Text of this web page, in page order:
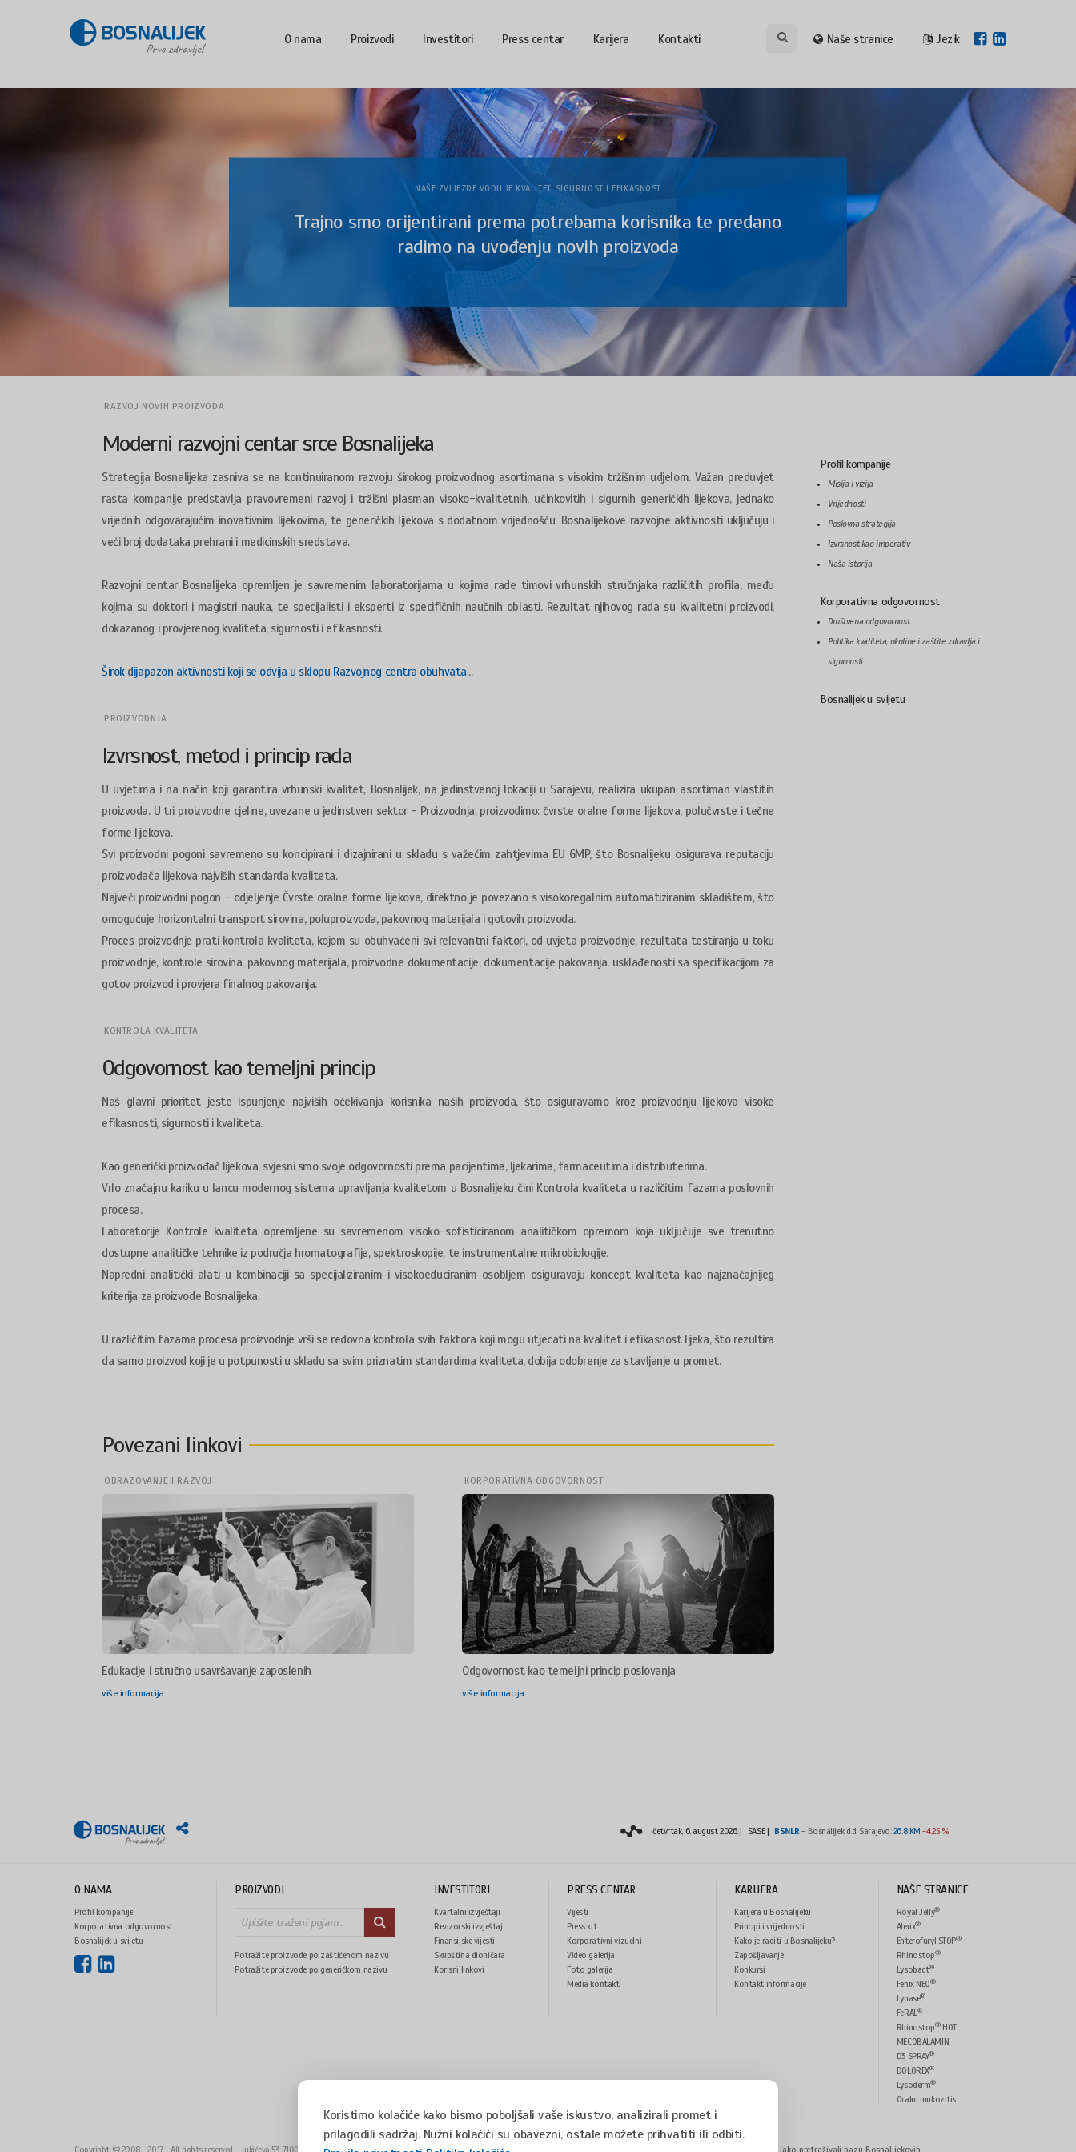
Koristimo kolačiće kako bismo poboljšali vaše iskustvo, analizirali promet i
prilagodili sadržaj. Nužni kolačići su obavezni, ostale možete prihvatiti ili odbiti.
O nama Proizvodi Investitori Press centar Karijera Kontakti Naše stranice Jezik
NAŠE ZVIJEZDE VODILJE KVALITET, SIGURNOST I EFIKASNOST
Trajno smo orijentirani prema potrebama korisnika te predano
radimo na uvođenju novih proizvoda
RAZVOJ NOVIH PROIZVODA
Moderni razvojni centar srce Bosnalijeka
Strategija Bosnalijeka zasniva se na kontinuiranom razvoju širokog proizvodnog asortimana s visokim tržišnim udjelom. Važan preduvjet
rasta kompanije predstavlja pravovremeni razvoj i tržišni plasman visoko-kvalitetnih, učinkovitih i sigurnih generičkih lijekova, jednako
vrijednih odgovarajućim inovativnim lijekovima, te generičkih lijekova s dodatnom vrijednošću. Bosnalijekove razvojne aktivnosti uključuju i
veći broj dodataka prehrani i medicinskih sredstava.
Razvojni centar Bosnalijeka opremljen je savremenim laboratorijama u kojima rade timovi vrhunskih stručnjaka različitih profila, među
kojima su doktori i magistri nauka, te specijalisti i eksperti iz specifičnih naučnih oblasti. Rezultat njihovog rada su kvalitetni proizvodi,
dokazanog i provjerenog kvaliteta, sigurnosti i efikasnosti.
Širok dijapazon aktivnosti koji se odvija u sklopu Razvojnog centra obuhvata...
PROIZVODNJA
Izvrsnost, metod i princip rada
U uvjetima i na način koji garantira vrhunski kvalitet, Bosnalijek, na jedinstvenoj lokaciji u Sarajevu, realizira ukupan asortiman vlastitih
proizvoda. U tri proizvodne cjeline, uvezane u jedinstven sektor - Proizvodnja, proizvodimo: čvrste oralne forme lijekova, polučvrste i tečne
forme lijekova.
Svi proizvodni pogoni savremeno su koncipirani i dizajnirani u skladu s važećim zahtjevima EU GMP, što Bosnalijeku osigurava reputaciju
proizvođača lijekova najviših standarda kvaliteta.
Najveći proizvodni pogon - odjeljenje Čvrste oralne forme lijekova, direktno je povezano s visokoregalnim automatiziranim skladištem, što
omogućuje horizontalni transport sirovina, poluproizvoda, pakovnog materijala i gotovih proizvoda.
Proces proizvodnje prati kontrola kvaliteta, kojom su obuhvaćeni svi relevantni faktori, od uvjeta proizvodnje, rezultata testiranja u toku
proizvodnje, kontrole sirovina, pakovnog materijala, proizvodne dokumentacije, dokumentacije pakovanja, usklađenosti sa specifikacijom za
gotov proizvod i provjera finalnog pakovanja.
KONTROLA KVALITETA
Odgovornost kao temeljni princip
Naš glavni prioritet jeste ispunjenje najviših očekivanja korisnika naših proizvoda, što osiguravamo kroz proizvodnju lijekova visoke
efikasnosti, sigurnosti i kvaliteta.
Kao generički proizvođač lijekova, svjesni smo svoje odgovornosti prema pacijentima, ljekarima, farmaceutima i distributerima.
Vrlo značajnu kariku u lancu modernog sistema upravljanja kvalitetom u Bosnalijeku čini Kontrola kvaliteta u različitim fazama poslovnih
procesa.
Laboratorije Kontrole kvaliteta opremljene su savremenom visoko-sofisticiranom analitičkom opremom koja uključuje sve trenutno
dostupne analitičke tehnike iz područja hromatografije, spektroskopije, te instrumentalne mikrobiologije.
Napredni analitički alati u kombinaciji sa specijaliziranim i visokoeduciranim osobljem osiguravaju koncept kvaliteta kao najznačajnijeg
kriterija za proizvode Bosnalijeka.
U različitim fazama procesa proizvodnje vrši se redovna kontrola svih faktora koji mogu utjecati na kvalitet i efikasnost lijeka, što rezultira
da samo proizvod koji je u potpunosti u skladu sa svim priznatim standardima kvaliteta, dobija odobrenje za stavljanje u promet.
Povezani linkovi
OBRAZOVANJE I RAZVOJ
Edukacije i stručno usavršavanje zaposlenih
više informacija
KORPORATIVNA ODGOVORNOST
Odgovornost kao temeljni princip poslovanja
više informacija
Profil kompanije
Misija i vizija
Vrijednosti
Poslovna strategija
Izvrsnost kao imperativ
Naša istorija
Korporativna odgovornost
Društvena odgovornost
Politika kvaliteta, okoline i zaštite zdravlja i
sigurnosti
Bosnalijek u svijetu
četvrtak, 6. august 2026.| SASE | BSNLR- Bosnalijek d.d. Sarajevo:26.8 KM -4.25 %
O NAMA
Profil kompanije
Korporativna odgovornost
Bosnalijek u svijetu
PROIZVODI
Potražite proizvode po zaštićenom nazivu
Potražite proizvode po generičkom nazivu
INVESTITORI
Kvartalni izvještaji
Revizorski izvještaj
Finansijske vijesti
Skupština dioničara
Korisni linkovi
PRESS CENTAR
Vijesti
Press kit
Korporativni vizuelni
identitet
Video galerija
Foto galerija
Media kontakt
KARIJERA
Karijera u Bosnalijeku
Principi i vrijednosti
Kako je raditi u Bosnalijeku?
Zapošljavanje
Konkursi
Kontakt informacije
NAŠE STRANICE
Royal Jelly®
Alerix®
Enterofuryl STOP®
Rhinostop®
Lysobact®
Fenix NEO®
Lynase®
FeRAL®
Rhinostop®HOT
MECOBALAMIN
D3 SPRAY®
DOLOREX®
Lysoderm®
Oralni mukozitis
Copyright © 2008 - 2017 - All rights reserved - Jukićeva 53, 71000 Sarajevo, Bosnia and Herzegovina Da biste brzo i lako pretraživali bazu Bosnalijekovih